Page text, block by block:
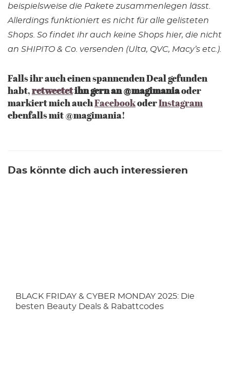
beispielsweise die Pakete zusammenlegen lässt.
Allerdings funktioniert es nicht für alle gelisteten
Shops. So findet ihr auch keine Shops hier, die nicht
an SHIPITO & Co. versenden (Ulta, QVC, Macy’s etc.).
Falls ihr auch einen spannenden Deal gefunden
habt,retweetetihn gern an @magimaniaoder
markiert mich auchFacebookoderInstagram
ebenfalls mit @magimania!
Das könnte dich auch interessieren
BLACK FRIDAY & CYBER MONDAY 2025: Die
besten Beauty Deals & Rabattcodes